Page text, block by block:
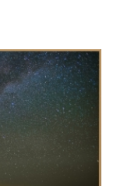
Apovian z
że w czasie
które czynią tę
spanie w
nie
każdy
do spania z
populacji śpi